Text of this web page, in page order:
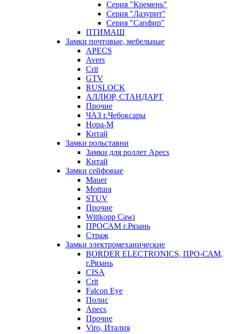
Серия "Кремень"
Серия "Лазурит"
Серия "Сапфир"
ПТИМАШ
Замки почтовые, мебельные
APECS
Avers
Crit
GTV
RUSLOCK
АЛЛЮР, СТАНДАРТ
Прочие
ЧАЗ г.Чебоксары
Нора-М
Китай
Замки рольставни
Замки для роллет Apecs
Китай
Замки сейфовые
Mauer
Mottura
STUV
Прочие
Wittkopp Cawi
ПРОСАМ г.Рязань
Страж
Замки электромеханические
BORDER ELECTRONICS, ПРО-САМ,
г.Рязань
CISA
Crit
Falcon Eye
Полис
Apecs
Прочие
Viro, Италия